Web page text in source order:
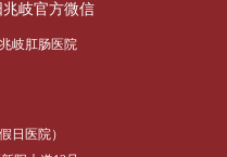
兆岐官方微信
岐肛肠医院
日医院）